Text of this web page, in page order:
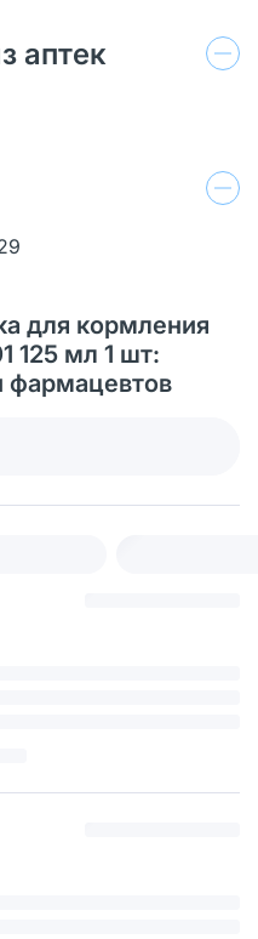
аптек
для кормления
125 мл 1 шт:
фармацевтов